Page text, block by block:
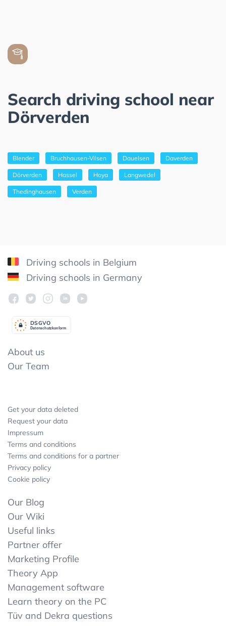
Search driving school near
Dörverden
Blender Bruchhausen-Vilsen Dauelsen Daverden
Dörverden Hassel Hoya Langwedel
Thedinghausen Verden
Driving schools in Belgium
Driving schools in Germany
Datenschutzkonform
DSGVO
About us
Our Team
Get your data deleted
Request your data
Impressum
Terms and conditions
Terms and conditions for a partner
Privacy policy
Cookie policy
Our Blog
Our Wiki
Useful links
Partner offer
Marketing Profile
Theory App
Management software
Learn theory on the PC
Tüv and Dekra questions